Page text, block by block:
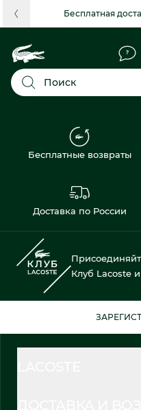
Бесплатная
Поиск
Бесплатные возвраты
Доставка по России
Клуб Lacoste